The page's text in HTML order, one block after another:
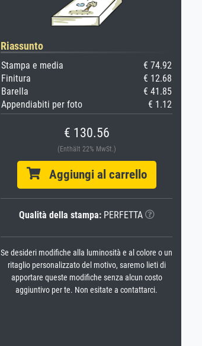
Riassunto
Stampa e media
€ 74.92
Finitura
€ 12.68
Barella
€ 41.85
Appendiabiti per foto
€ 1.12
€ 130.56
(Enthält 22% MwSt.)
Aggiungi al carrello
Qualità della stampa:PERFETTA
Se desideri modifiche alla luminosità e al colore o un
ritaglio personalizzato del motivo, saremo lieti di
apportare queste modifiche senza alcun costo
aggiuntivo per te. Non esitate a contattarci.